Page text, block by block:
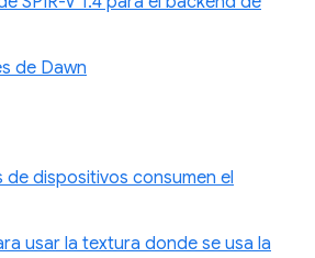
de Dawn
de dispositivos consumen el
usar la textura donde se usa la